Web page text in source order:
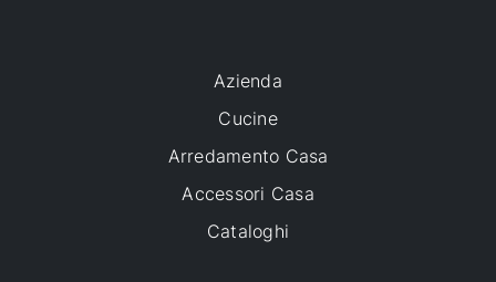
Azienda
Cucine
Arredamento Casa
Accessori Casa
Cataloghi